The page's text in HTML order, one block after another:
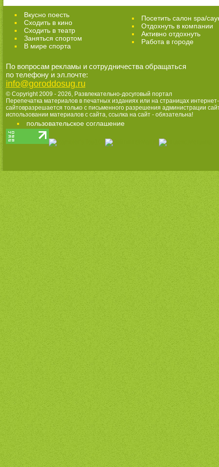
Вкусно поесть
Сходить в кино
Cходить в театр
Заняться спортом
В мире спорта
Посетить салон spa/
Отдохнуть в компании
Активно отдохнуть
Работа в городе
По вопросам рекламы и сотрудничества обращаться
по телефону и эл.почте:
info@goroddosug.ru
© Copyright 2009 - 2026, Развлекательно-досуговый портал
Перепечатка материалов в печатных изданиях или на страницах интернет-
сайтовразрешается только с письменного разрешения администрации
использовании материалов с сайта, ссылка на сайт - обязательна!
пользовательское соглашение